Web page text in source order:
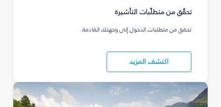
تحقّق من متطلّبات التأشيرة
تحقق من متطلبات الدخول إلى وجهتك القادمة.
اكتشف المزيد